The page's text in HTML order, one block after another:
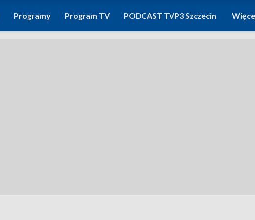
Programy Program TV PODCAST TVP3 Szczecin